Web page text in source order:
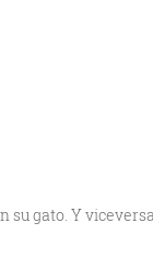
su gato. Y